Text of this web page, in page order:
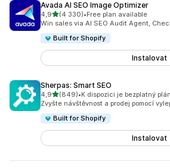
Avada AI SEO Image Optimizer
4,9z 5 hvězd
(4 330)
Celkový počet recenzí: 4330
•Free plan available
Win sales via AI SEO Audit Agent,
Built for Shopify
Instalovat
Sherpas: Smart SEO
4,9z 5 hvězd
(849)
Celkový počet recenzí: 849
•K dispozici je bezplatný plán
Zvyšte návštěvnost a prodej pomocí
Built for Shopify
Instalovat